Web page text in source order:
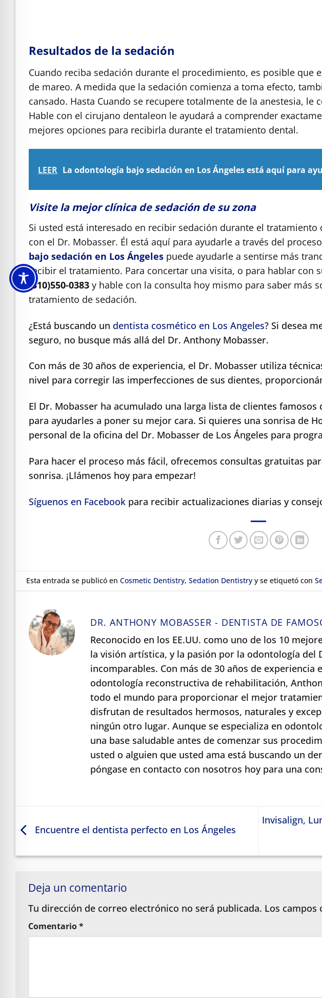
Resultados de la sedación
Cuando reciba sedación durante el procedimiento, es posible que
de mareo. A medida que la sedación comienzaatoma efecto,
cansado. Hasta Cuando se recupere totalmente de la anestesia, le
Hable con el cirujano dentaleon le ayudará a comprender
mejores opciones para recibirla durante el tratamiento dental.
LEER La odontología bajo sedación en Los Ángeles está aquí para
Visite la mejor clínica de sedación de su zona
Si usted está interesado en recibir sedación durante el
con el Dr. Mobasser. Él está aquí para ayudarle a través del
bajo sedación en Los Ángeles puede ayudarle a sentirse más
recibir el tratamiento. Para concertar una visita, o para hablar con
(310)550-0383 y hable con la consulta hoy mismo para saber más
tratamiento de sedación.
¿Está buscando un dentista cosmético en Los Angeles? Si desea
seguro, no busque más allá del Dr. Anthony Mobasser.
Con más de 30 años de experiencia, el Dr. Mobasser utiliza
nivel para corregir las imperfecciones de sus dientes,
El Dr. Mobasser ha acumulado una larga lista de clientes
para ayudarles a poner su mejor cara. Si quieres una sonrisa de
personal de la oficina del Dr. Mobasser de Los Ángeles para
Para hacer el proceso más fácil, ofrecemos consultas gratuitas
sonrisa. ¡Llámenos hoy para empezar!
Síguenos en Facebook para recibir actualizaciones diarias y
Esta entrada se publicó enCosmetic Dentistry,Sedation Dentistry y se etiquetó con
DR. ANTHONY MOBASSER - DENTISTA DE
Reconocido en los EE.UU. como uno de los 10
la visión artística, y la pasión por la odontología del
incomparables. Con más de 30 años de experiencia
odontología reconstructiva de rehabilitación,
todo el mundo para proporcionar el mejor
disfrutan de resultados hermosos, naturales y
ningún otro lugar. Aunque se especializa en
una base saludable antes de comenzar sus
usted o alguien que usted ama está buscando un
póngase en contacto con nosotros hoy para una
Encuentre el dentista perfecto en Los Ángeles
Invisalign,
Deja un comentario
Tu dirección de correo electrónico no será publicada. Los campos
Comentario*